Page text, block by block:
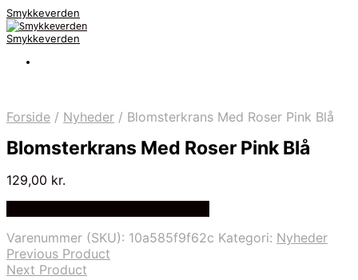
Smykkeverden
Smykkeverden
Forside / Nyheder / Blomsterkrans Med Roser Pink Blå
Blomsterkrans Med Roser Pink Blå
129,00 kr.
Varenummer (SKU): 10a585f9f62c Kategori: Nyheder
Previous Product
Next Product